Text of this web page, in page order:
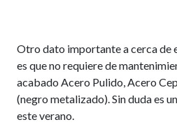
Otro dato importante a cerca de
es que no requiere de
acabado Acero Pulido, Acero
(negro metalizado). Sin duda es
este verano.